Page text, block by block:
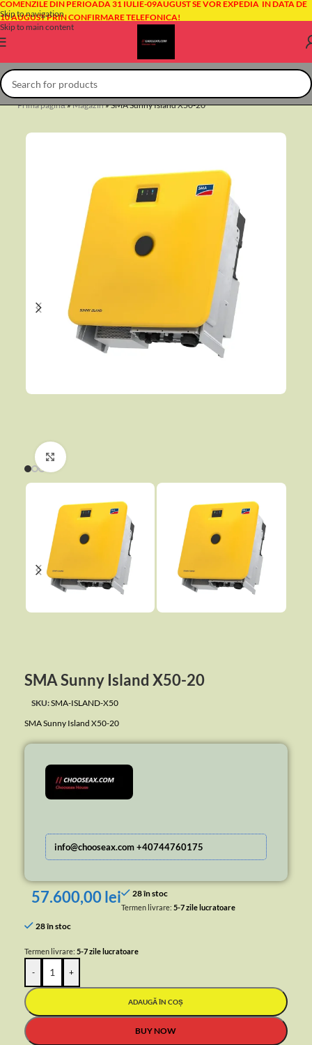
Skip to navigation
Skip to main content
COMENZILE DIN PERIOADA 31 IULIE-09AUGUST SE VOR EXPEDIA IN DATA DE
10 AUGUST PRIN CONFIRMARE TELEFONICA!
Prima pagină»Magazin»SMA Sunny Island X50-20
Click to enlarge
SMA Sunny Island X50-20
SKU:SMA-ISLAND-X50
SMA Sunny Island X50-20
info@chooseax.com +40744760175
57.600,00lei 28 în stoc
Termen livrare: 5-7 zile lucratoare
28 în stoc
Termen livrare: 5-7 zile lucratoare
- +
ADAUGĂ ÎN COȘ
BUY NOW